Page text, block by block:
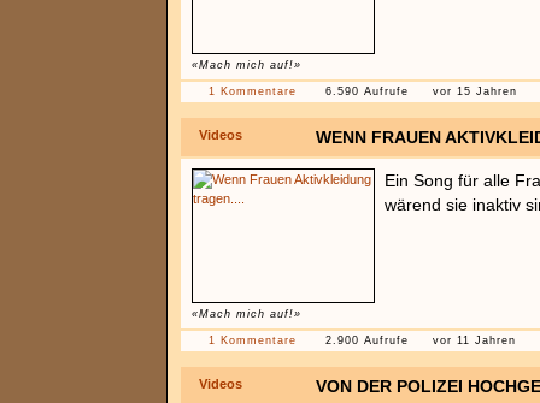
«Mach mich auf!»
1 Kommentare 6.590 Aufrufe vor 15 Jahren
Videos WENN FRAUEN
«Mach mich auf!»
Ein Song für alle
wärend sie inaktiv
1 Kommentare 2.900 Aufrufe vor 11 Jahren
Videos VON DER POLIZEI